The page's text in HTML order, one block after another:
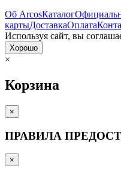
Об ArcosКаталог
картыДоставкаОплата
Используя сайт, вы
Хорошо
×
Корзина
×
ПРАВИЛА
×